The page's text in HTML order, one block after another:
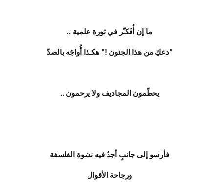
ما إن أُفَكـّر في ثورة علمية ..
"دعكِ من هذا الجنون !" هكـذا أُواجَه بالصدّ
يحطّمون المجاديف ولا يرحمون ..
فأرسو إلى جانبٍ أجدُ فيه نشوة الفلسفة
ورجاحة الأقوال